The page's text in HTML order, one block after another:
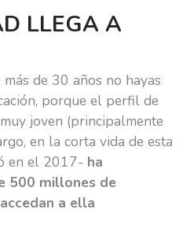
LLEGA A
de 30 años no hayas
porque el perfil de
joven (principalmente
en la corta vida de esta
en el 2017- ha
500 millones de
a ella